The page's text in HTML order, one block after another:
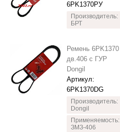
6PK1370РУ
Производитель:
БРТ
Ремень 6PK1370
дв.406 с ГУР
Dongil
Артикул:
6PK1370DG
Производитель:
Dongil
Применяемость:
ЗМЗ-406